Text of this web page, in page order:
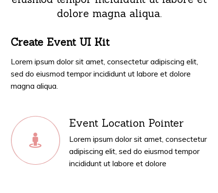
dolore magna aliqua.
Create Event UI Kit
Lorem ipsum dolor sit amet, consectetur adipiscing elit,
sed do eiusmod tempor incididunt ut labore et dolore
magna aliqua.
Event Location Pointer
Lorem ipsum dolor sit amet, consectetur
adipiscing elit, sed do eiusmod tempor
incididunt ut labore et dolore